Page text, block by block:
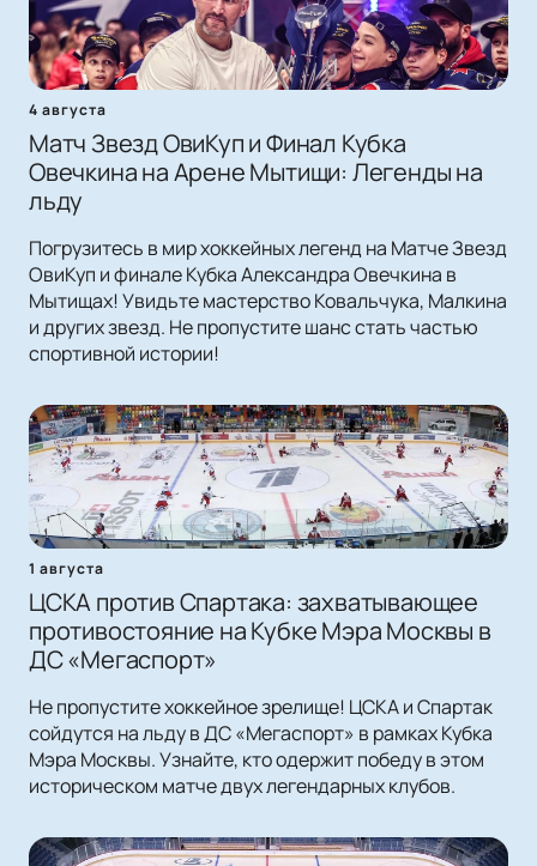
4 августа
Матч Звезд ОвиКуп и Финал Кубка
Овечкина на Арене Мытищи: Легенды на
льду
Погрузитесь в мир хоккейных легенд на Матче Звезд
ОвиКуп и финале Кубка Александра Овечкина в
Мытищах! Увидьте мастерство Ковальчука, Малкина
и других звезд. Не пропустите шанс стать частью
спортивной истории!
1 августа
ЦСКА против Спартака: захватывающее
противостояние на Кубке Мэра Москвы в
ДС «Мегаспорт»
Не пропустите хоккейное зрелище! ЦСКА и Спартак
сойдутся на льду в ДС «Мегаспорт» в рамках Кубка
Мэра Москвы. Узнайте, кто одержит победу в этом
историческом матче двух легендарных клубов.